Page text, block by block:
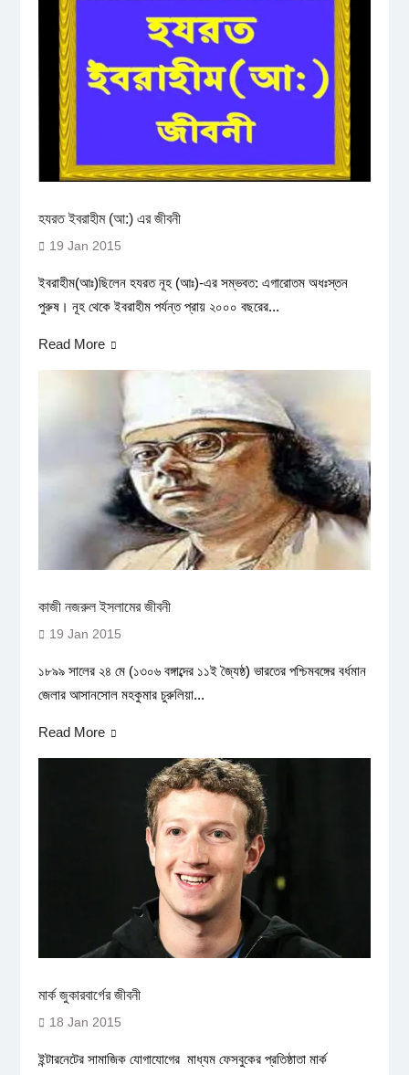
হযরত ইবরাহীম (আ:) এর জীবনী
19 Jan 2015
ইবরাহীম(আঃ)ছিলেন হযরত নূহ (আঃ)-এর সম্ভবত: এগারোতম অধঃস্তন
পুরুষ। নূহ থেকে ইবরাহীম পর্যন্ত প্রায় ২০০০ বছরের...
Read More
কাজী নজরুল ইসলামের জীবনী
19 Jan 2015
১৮৯৯ সালের ২৪ মে (১৩০৬ বঙ্গাব্দের ১১ই জ্যৈষ্ঠ) ভারতের পশ্চিমবঙ্গের বর্ধমান
জেলার আসানসোল মহকুমার চুরুলিয়া...
Read More
মার্ক জুকারবার্গের জীবনী
18 Jan 2015
ইন্টারনেটের সামাজিক যোগাযোগের মাধ্যম ফেসবুকের প্রতিষ্ঠাতা মার্ক